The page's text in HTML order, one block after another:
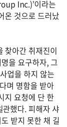
Inc.)’이라는
온 것으로 드러났
찾아간 취재진이
을 요구하자, 그
업을 하지 않는
며 명함을 받아
지 요청에 단 한
했다. 피해자 샤
받지 못한 채 길